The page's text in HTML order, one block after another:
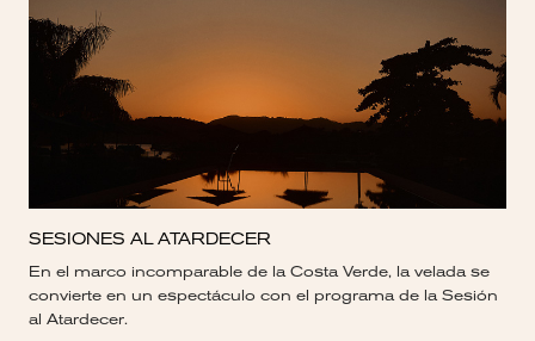
SESIONES AL ATARDECER
En el marco incomparable de la Costa Verde, la velada se
convierte en un espectáculo con el programa de la Sesión
al Atardecer.